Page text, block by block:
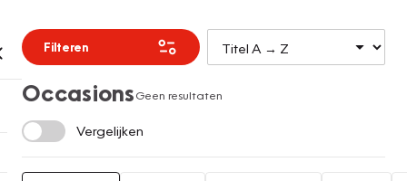
Filteren
OccasionsGeen resultaten
Vergelijken